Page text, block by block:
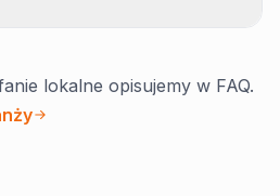
patrzą.
strona główna pod awarie
lokalne opisujemy w FAQ.